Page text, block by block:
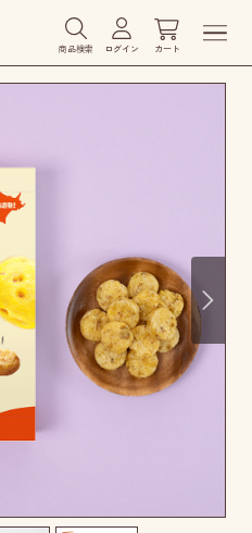
商品検索 ログイン カート
Next